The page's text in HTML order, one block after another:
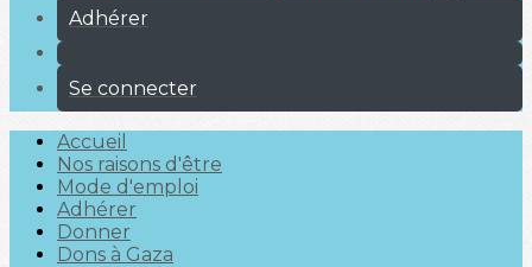
Adhérer
Se connecter
Accueil
Nos raisons d'être
Mode d'emploi
Adhérer
Donner
Dons à Gaza